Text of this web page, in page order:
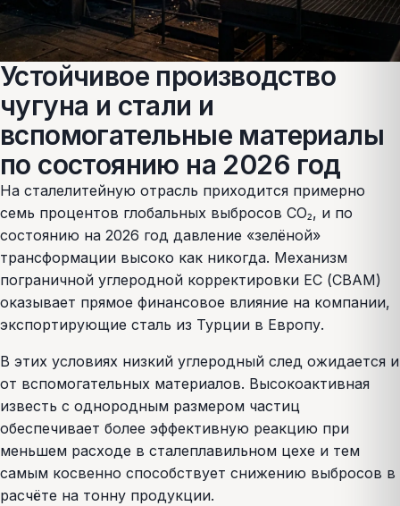
Устойчивое производство
чугуна и стали и
вспомогательные материалы
по состоянию на 2026 год
На сталелитейную отрасль приходится примерно
семь процентов глобальных выбросов CO₂, и по
состоянию на 2026 год давление «зелёной»
трансформации высоко как никогда. Механизм
пограничной углеродной корректировки ЕС (CBAM)
оказывает прямое финансовое влияние на компании,
экспортирующие сталь из Турции в Европу.
В этих условиях низкий углеродный след ожидается и
от вспомогательных материалов. Высокоактивная
известь с однородным размером частиц
обеспечивает более эффективную реакцию при
меньшем расходе в сталеплавильном цехе и тем
самым косвенно способствует снижению выбросов в
расчёте на тонну продукции.